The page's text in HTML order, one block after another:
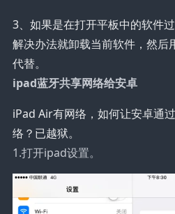
3、如果是在打开平板中的软件
解决办法就卸载当前软件，然后
代替。
ipad蓝牙共享网络给安卓
iPad Air有网络，如何让安卓通
络？已越狱。
1.打开ipad设置。